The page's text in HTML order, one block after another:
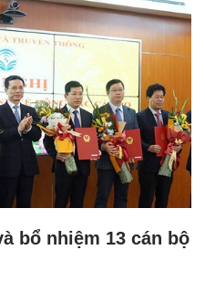
bổ nhiệm 13 cán bộ